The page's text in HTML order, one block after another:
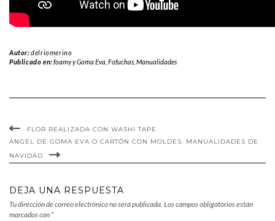
Autor:delriomerino
Publicado en:foamy y Goma Eva ,Fofuchas ,Manualidades
FLOR REALIZADA CON WASHI TAPE
ANGEL DE GOMA EVA O CARTÓN CON MOLDES. MANUALIDADES DE
NAVIDAD
DEJA UNA RESPUESTA
Tu dirección de correo electrónico no será publicada. Los campos obligatorios están
marcados con *